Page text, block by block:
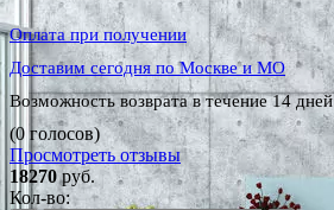
Оплата при получении
Доставим сегодня по Москве и МО
Возможность возврата в течение 14 дней
(0 голосов)
Просмотреть отзывы
18270руб.
Кол-во: